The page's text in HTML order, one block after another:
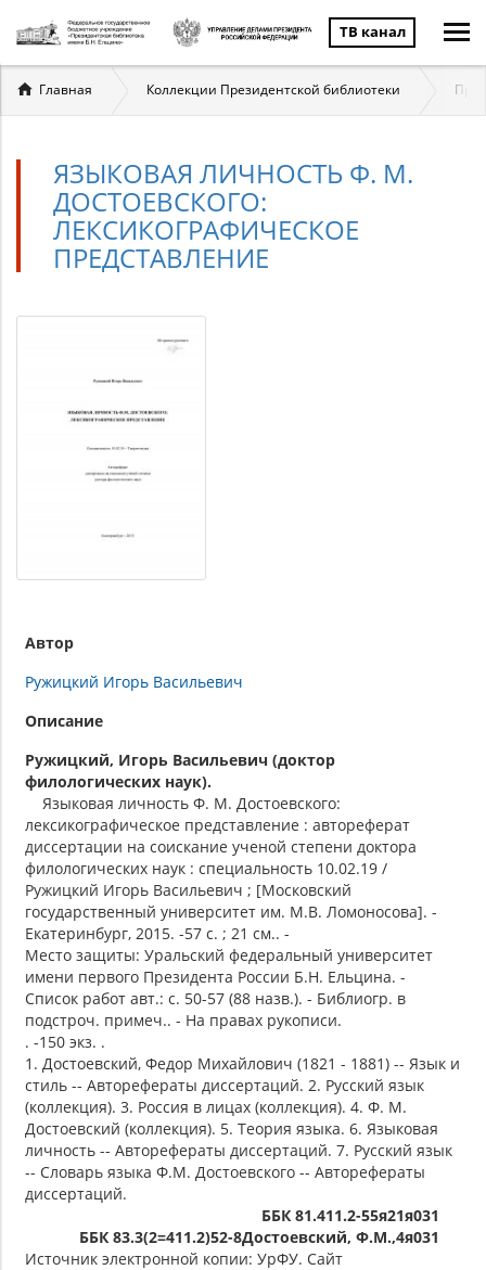
ТВ канал
Вы
здесь
Главная Коллекции Президентской библиотеки
ЯЗЫКОВАЯ ЛИЧНОСТЬ Ф. М.
ДОСТОЕВСКОГО:
ЛЕКСИКОГРАФИЧЕСКОЕ
ПРЕДСТАВЛЕНИЕ
Автор
Ружицкий Игорь Васильевич
Описание
Ружицкий, Игорь Васильевич (доктор
филологических наук).
Языковая личность Ф. М. Достоевского:
лексикографическое представление : автореферат
диссертации на соискание ученой степени доктора
филологических наук : специальность 10.02.19 /
Ружицкий Игорь Васильевич ; [Московский
государственный университет им. М.В. Ломоносова]. -
Екатеринбург, 2015. -57 с. ; 21 см.. -
Место защиты: Уральский федеральный университет
имени первого Президента России Б.Н. Ельцина. -
Список работ авт.: с. 50-57 (88 назв.). - Библиогр. в
подстроч. примеч.. - На правах рукописи.
. -150 экз. .
1. Достоевский, Федор Михайлович (1821 - 1881) -- Язык и
стиль -- Авторефераты диссертаций. 2. Русский язык
(коллекция). 3. Россия в лицах (коллекция). 4. Ф. М.
Достоевский (коллекция). 5. Теория языка. 6. Языковая
личность -- Авторефераты диссертаций. 7. Русский язык
-- Словарь языка Ф.М. Достоевского -- Авторефераты
диссертаций.
ББК 81.411.2-55я21я031
ББК 83.3(2=411.2)52-8Достоевский, Ф.М.,4я031
Источник электронной копии: УрФУ. Сайт